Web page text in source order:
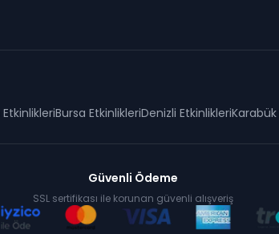
EtkinlikleriBursa EtkinlikleriDenizli EtkinlikleriKarabük
Güvenli Ödeme
SSL sertifikası ile korunan güvenli alışveriş